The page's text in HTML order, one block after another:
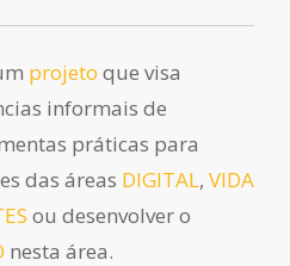
projeto que visa
informais de
práticas para
das áreas DIGITAL, VIDA
ou desenvolver o
nesta área.